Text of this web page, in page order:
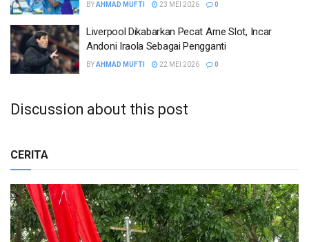
BYAHMAD MUFTI 23 MEI 2026 0
Liverpool Dikabarkan Pecat Arne Slot, Incar
Andoni Iraola Sebagai Pengganti
BYAHMAD MUFTI 22 MEI 2026 0
Discussion about this post
CERITA